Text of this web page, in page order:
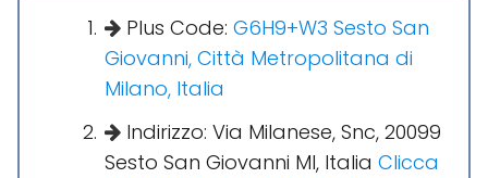
Plus Code: G6H9+W3 Sesto San
Giovanni, Città Metropolitana di
Milano, Italia
Indirizzo: Via Milanese, Snc, 20099
Sesto San Giovanni MI, Italia Clicca